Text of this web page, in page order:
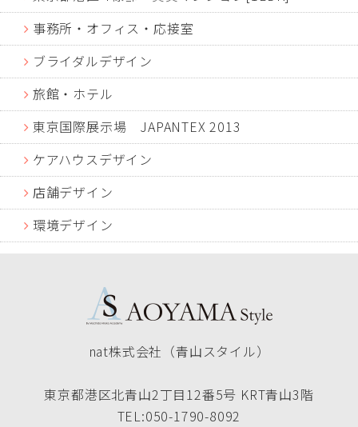
事務所・オフィス・応接室
ブライダルデザイン
旅館・ホテル
東京国際展示場 JAPANTEX 2013
ケアハウスデザイン
店舗デザイン
環境デザイン
nat株式会社（青山スタイル）
東京都港区北青山2丁目12番5号 KRT青山3階
TEL:050-1790-8092